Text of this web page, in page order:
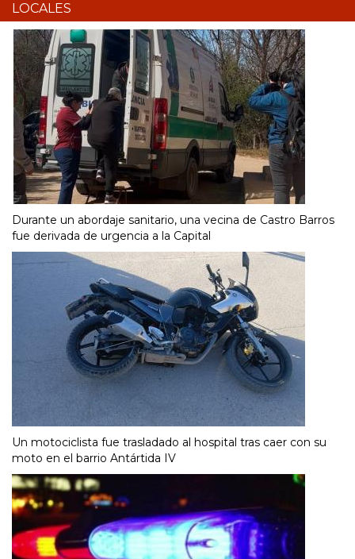
LOCALES
Durante un abordaje sanitario, una vecina de Castro Barros
fue derivada de urgencia a la Capital
Un motociclista fue trasladado al hospital tras caer con su
moto en el barrio Antártida IV